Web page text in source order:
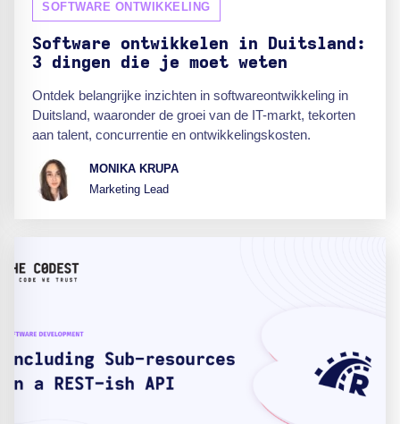
SOFTWARE ONTWIKKELING
Software ontwikkelen in Duitsland:
3 dingen die je moet weten
Ontdek belangrijke inzichten in softwareontwikkeling in
Duitsland, waaronder de groei van de IT-markt, tekorten
aan talent, concurrentie en ontwikkelingskosten.
MONIKA KRUPA
Marketing Lead